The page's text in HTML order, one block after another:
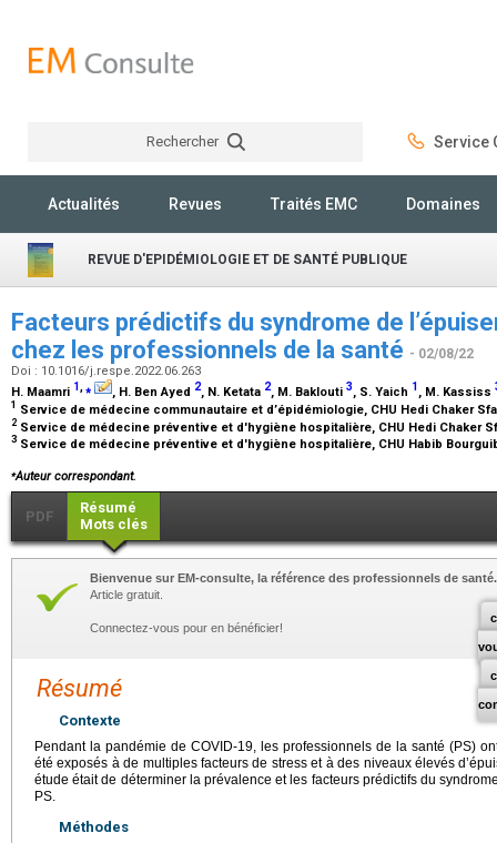
Rechercher Service
Actualités Revues Traités EMC Domaines
REVUE D'EPIDÉMIOLOGIE ET DE SANTÉ PUBLIQUE
Facteurs prédictifs du syndrome de
chez les professionnels de la santé - 02/08/22
Doi : 10.1016/j.respe.2022.06.263
H. Maamri 1,⁎ , H. Ben Ayed 2, N. Ketata 2, M. Baklouti 3, S. Yaich 1 , M. Kassiss
1 Service de médecine communautaire et d’épidémiologie, CHU Hedi Chaker
2 Service de médecine préventive et d'hygiène hospitalière, CHU Hedi Chaker
3 Service de médecine préventive et d'hygiène hospitalière, CHU Habib
⁎Auteur correspondant.
PDF
Résumé
Mots clés
Bienvenue sur EM-consulte, la référence des professionnels de santé.
Article gratuit.
Connectez-vous pour en bénéficier!
Résumé
Contexte
Pendant la pandémie de COVID-19, les professionnels de la santé (PS)
été exposés à de multiples facteurs de stress et à des niveaux élevés
étude était de déterminer la prévalence et les facteurs prédictifs du
PS.
Méthodes